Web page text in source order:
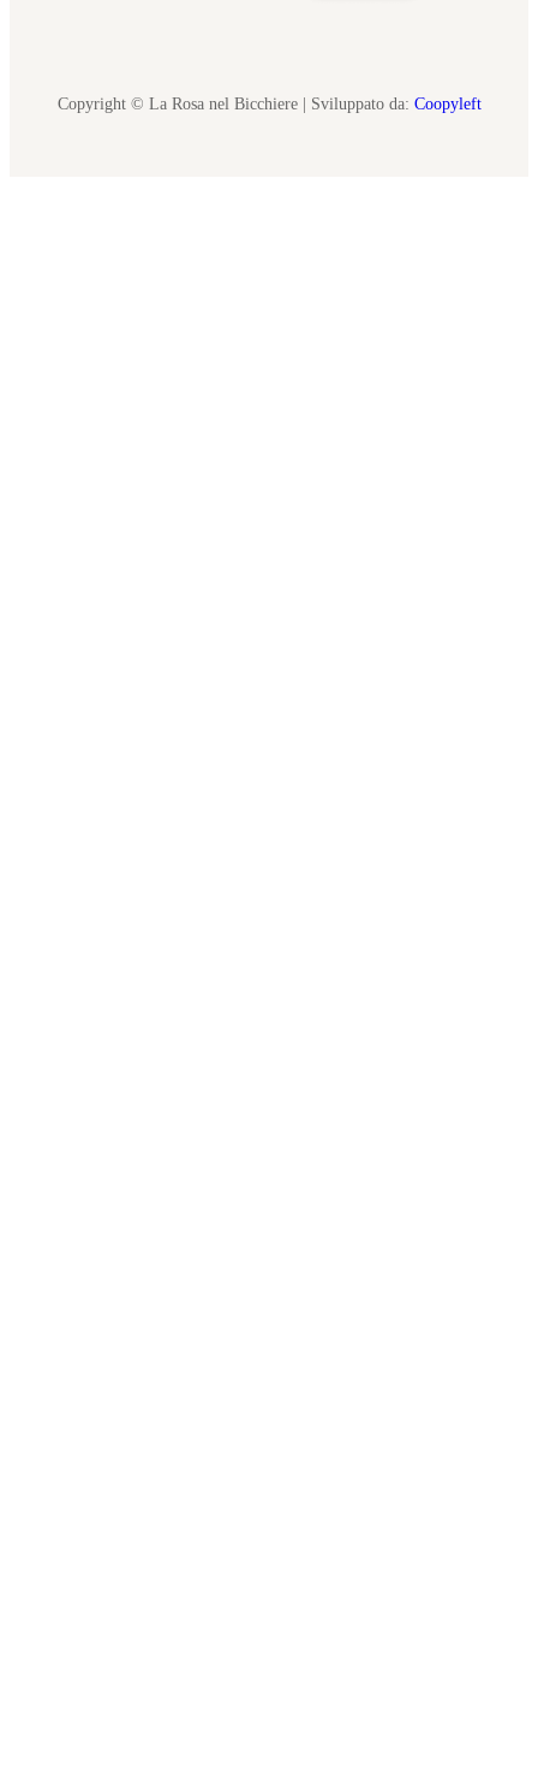
Copyright © La Rosa nel Bicchiere | Sviluppato da: Coopyleft